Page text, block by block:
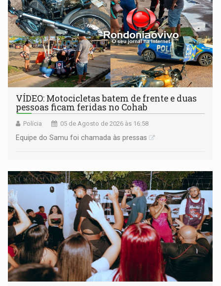
VÍDEO: Motocicletas batem de frente e duas
pessoas ficam feridas no Cohab
Polícia 05 de Agosto de 2026 às 16:58
Equipe do Samu foi chamada às pressas